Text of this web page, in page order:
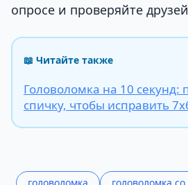
опросе и проверяйте
📖 Читайте также
Головоломка на 10 секунд:
спичку, чтобы исправить